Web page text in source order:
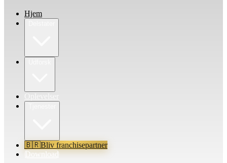
Hjem
🇧🇷Bliv franchisepartner
Download